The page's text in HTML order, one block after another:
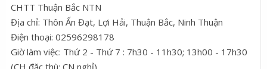
CHTT Thuận Bắc NTN
Địa chỉ: Thôn Ấn Đạt, Lợi Hải, Thuận Bắc, Ninh Thuận
Điện thoại: 02596298178
Giờ làm việc: Thứ 2 - Thứ 7 : 7h30 - 11h30; 13h00 - 17h30
(CH đặc thù: CN nghỉ)